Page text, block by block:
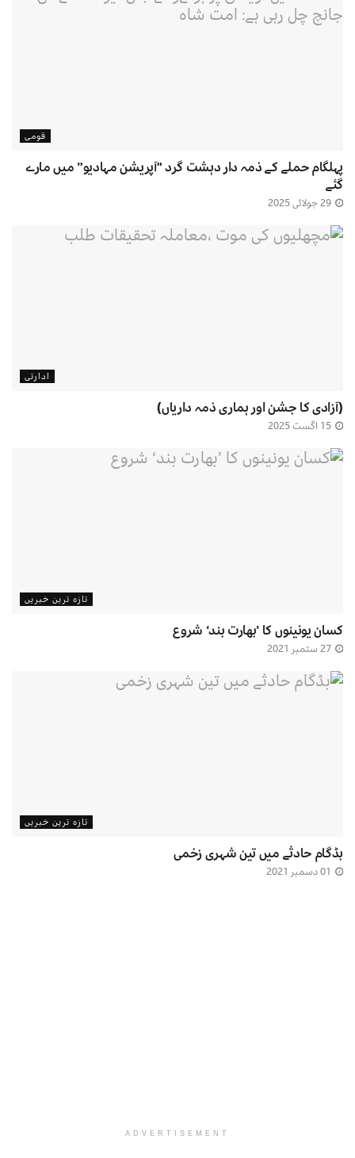
قومی
پہلگام حملے کے ذمہ دار دہشت گرد "آپریشن مہادیو” میں مارے
گئے
ادارتی
(آزادی کا جشن اور ہماری ذمہ داریاں)
تازہ ترین خبریں
کسان یونینوں کا ’بھارت بند‘ شروع
تازہ ترین خبریں
بڈگام حادثے میں تین شہری زخمی
ADVERTISEMENT